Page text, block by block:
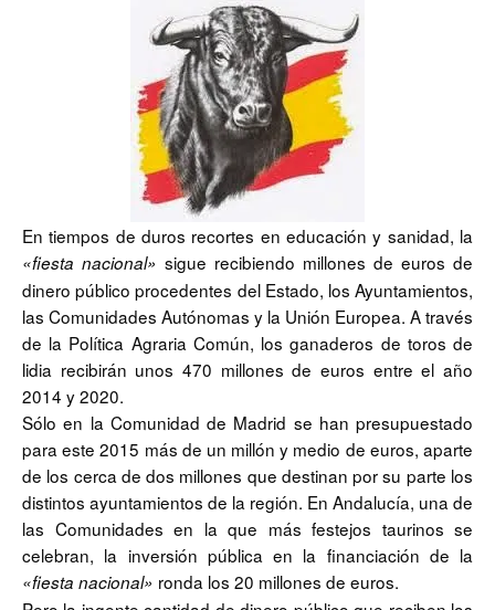
En tiempos de duros recortes en educación y sanidad, la
«fiesta nacional» sigue recibiendo millones de euros de
dinero público procedentes del Estado, los Ayuntamientos,
las Comunidades Autónomas y la Unión Europea. A través
de la Política Agraria Común, los ganaderos de toros de
lidia recibirán unos 470 millones de euros entre el año
2014 y 2020.
Sólo en la Comunidad de Madrid se han presupuestado
para este 2015 más de un millón y medio de euros, aparte
de los cerca de dos millones que destinan por su parte los
distintos ayuntamientos de la región. En Andalucía, una de
las Comunidades en la que más festejos taurinos se
celebran, la inversión pública en la financiación de la
«fiesta nacional» ronda los 20 millones de euros.